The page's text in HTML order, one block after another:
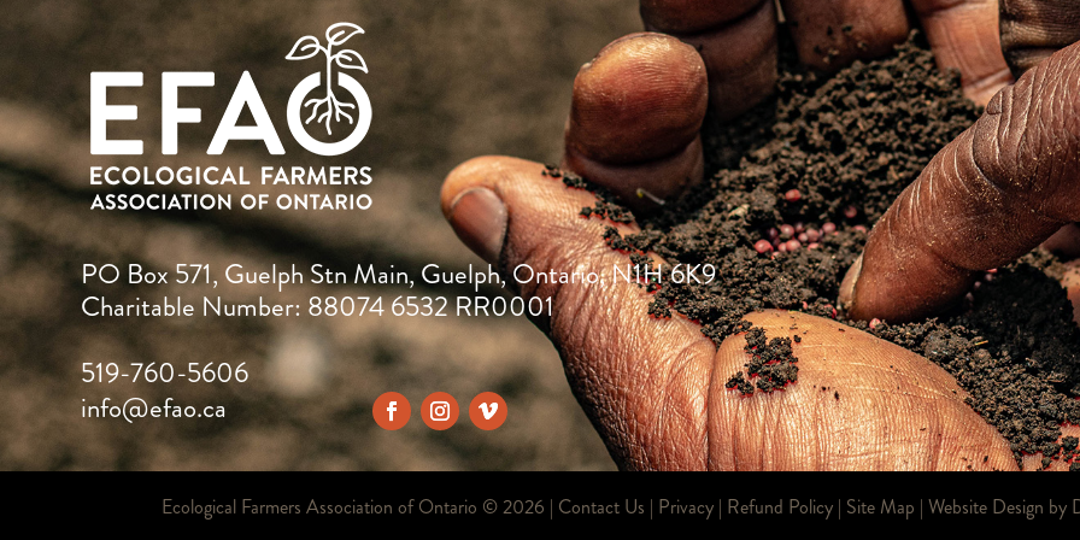
PO Box 571, Guelph Stn Main, Guelph, Ontario, N1H 6K9
Charitable Number: 88074 6532 RR0001
519-760-5606
info@efao.ca
Ecological Farmers Association of Ontario ©2026 | Contact Us | Privacy | Refund Policy | Site Map | Website Design by